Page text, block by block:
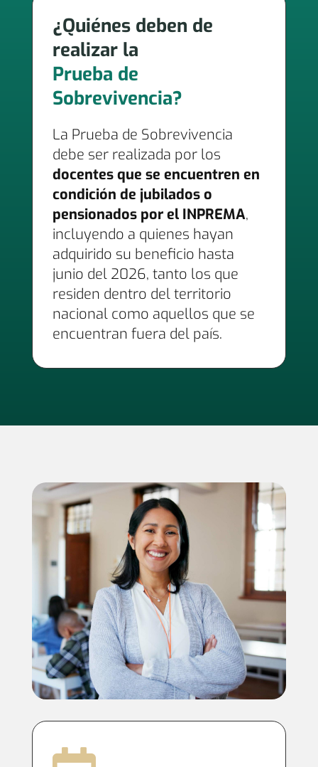
¿Quiénes deben de
realizar la
Prueba de
Sobrevivencia?
La Prueba de Sobrevivencia
debe ser realizada por los
docentes que se encuentren en
condición de jubilados o
pensionados por el INPREMA,
incluyendo a quienes hayan
adquirido su beneficio hasta
junio del 2026, tanto los que
residen dentro del territorio
nacional como aquellos que se
encuentran fuera del país.